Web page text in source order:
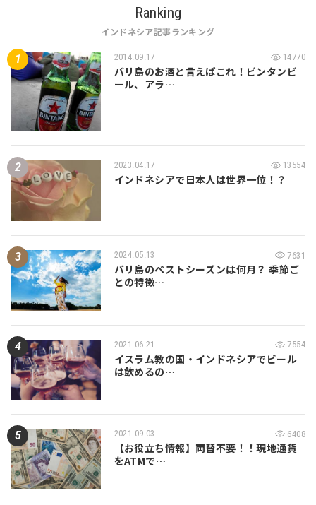
Ranking
インドネシア記事ランキング
2014.09.17 14770
バリ島のお酒と言えばこれ！ビンタンビ
ール、アラ…
2023.04.17 13554
インドネシアで日本人は世界一位！？
2024.05.13 7631
バリ島のベストシーズンは何月？ 季節ご
との特徴…
2021.06.21 7554
イスラム教の国・インドネシアでビール
は飲めるの…
2021.09.03 6408
【お役立ち情報】両替不要！！現地通貨
をATMで…